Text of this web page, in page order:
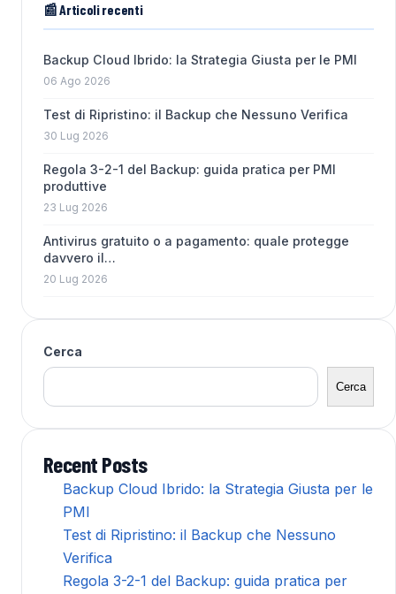
📰 Articoli recenti
Backup Cloud Ibrido: la Strategia Giusta per le PMI
06 Ago 2026
Test di Ripristino: il Backup che Nessuno Verifica
30 Lug 2026
Regola 3-2-1 del Backup: guida pratica per PMI
produttive
23 Lug 2026
Antivirus gratuito o a pagamento: quale protegge
davvero il…
20 Lug 2026
Cerca
Cerca
Recent Posts
Backup Cloud Ibrido: la Strategia Giusta per le
PMI
Test di Ripristino: il Backup che Nessuno
Verifica
Regola 3-2-1 del Backup: guida pratica per